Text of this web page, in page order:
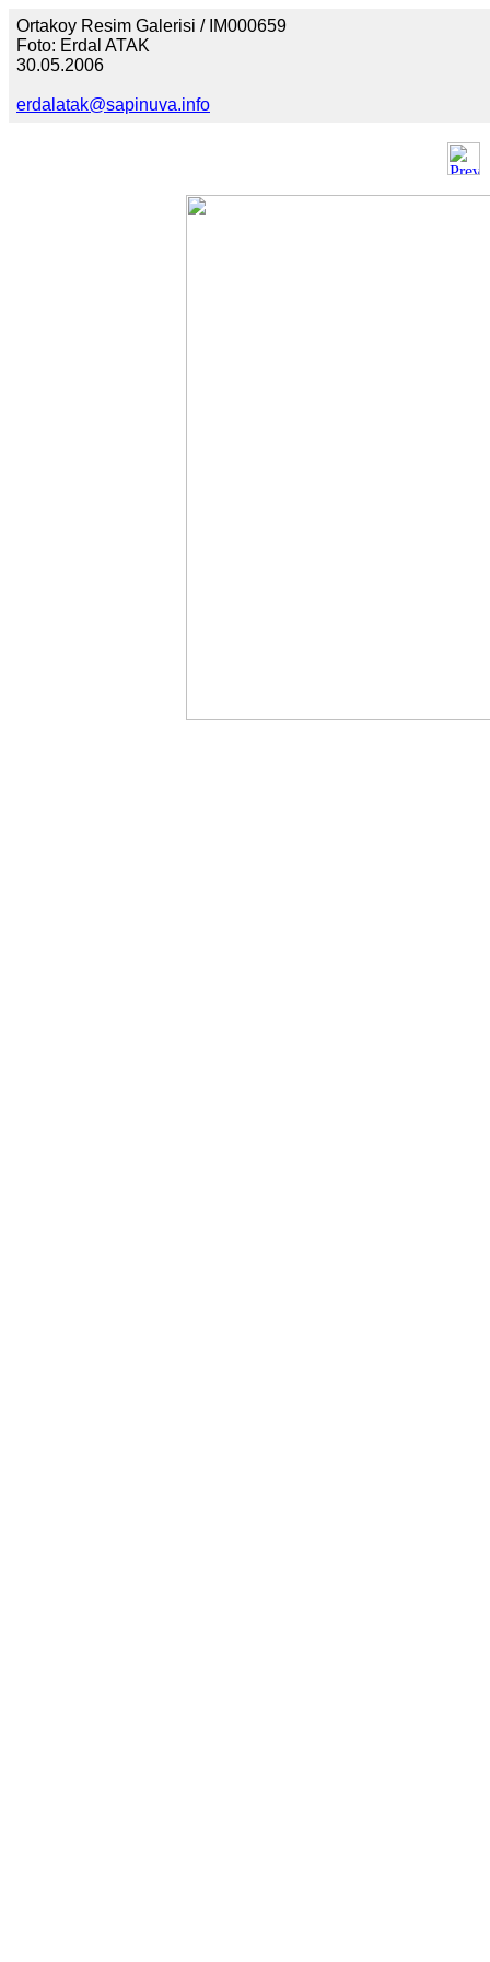
Ortakoy Resim Galerisi / IM000659
Foto: Erdal ATAK
30.05.2006
erdalatak@sapinuva.info